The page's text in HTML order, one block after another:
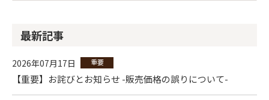
最新記事
2026年07月17日 重要
【重要】お詫びとお知らせ -販売価格の誤りについて-